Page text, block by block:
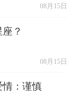
08月15日
？
08月15日
情：谨慎